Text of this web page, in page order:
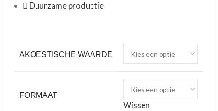
Duurzame productie
AKOESTISCHE WAARDE
FORMAAT
Wissen